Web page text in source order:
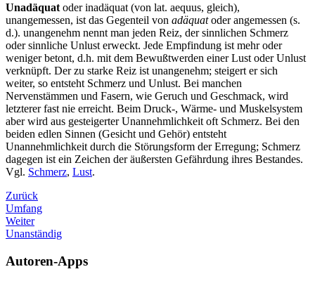
Unadäquat oder inadäquat (von lat. aequus, gleich),
unangemessen, ist das Gegenteil von adäquatoder angemessen (s.
d.). unangenehm nennt man jeden Reiz, der sinnlichen Schmerz
oder sinnliche Unlust erweckt. Jede Empfindung ist mehr oder
weniger betont, d.h. mit dem Bewußtwerden einer Lust oder Unlust
verknüpft. Der zu starke Reiz ist unangenehm; steigert er sich
weiter, so entsteht Schmerz und Unlust. Bei manchen
Nervenstämmen und Fasern, wie Geruch und Geschmack, wird
letzterer fast nie erreicht. Beim Druck-, Wärme- und Muskelsystem
aber wird aus gesteigerter Unannehmlichkeit oft Schmerz. Bei den
beiden edlen Sinnen (Gesicht und Gehör) entsteht
Unannehmlichkeit durch die Störungsform der Erregung; Schmerz
dagegen ist ein Zeichen der äußersten Gefährdung ihres Bestandes.
Vgl. Schmerz, Lust.
Zurück
Umfang
Weiter
Unanständig
Autoren-Apps